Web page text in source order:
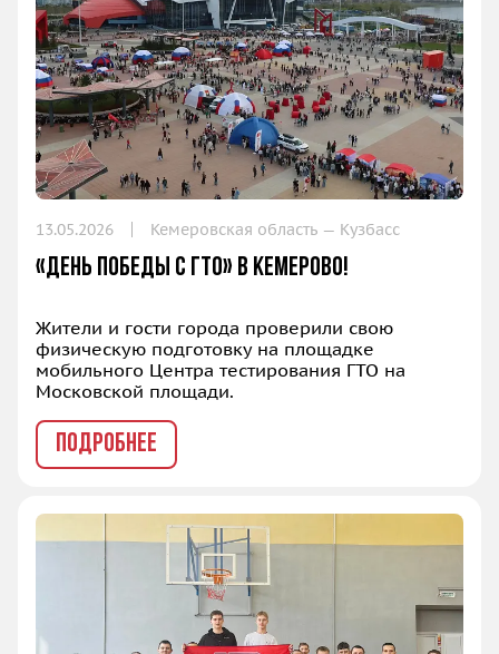
13.05.2026 Кемеровская область — Кузбасс
«День Победы с ГТО» в Кемерово!
Жители и гости города проверили свою
физическую подготовку на площадке
мобильного Центра тестирования ГТО на
Московской площади.
ПОДРОБНЕЕ